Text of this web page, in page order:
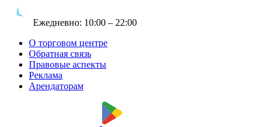
Ежедневно: 10:00 – 22:00
О торговом центре
Обратная связь
Правовые аспекты
Реклама
Арендаторам